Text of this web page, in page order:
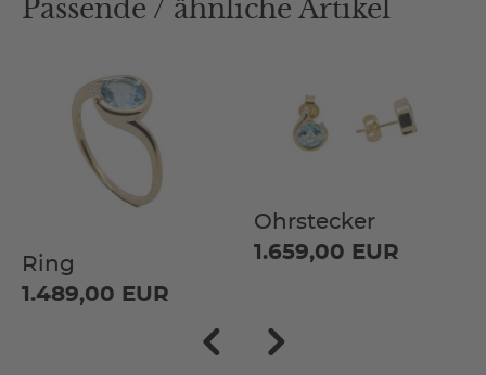
Passende / ähnliche Artikel
Ring
1.489,00 EUR
Ohrstecker
1.659,00 EUR